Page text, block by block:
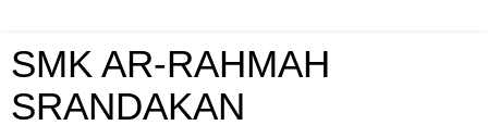
SMK AR-RAHMAH
SRANDAKAN